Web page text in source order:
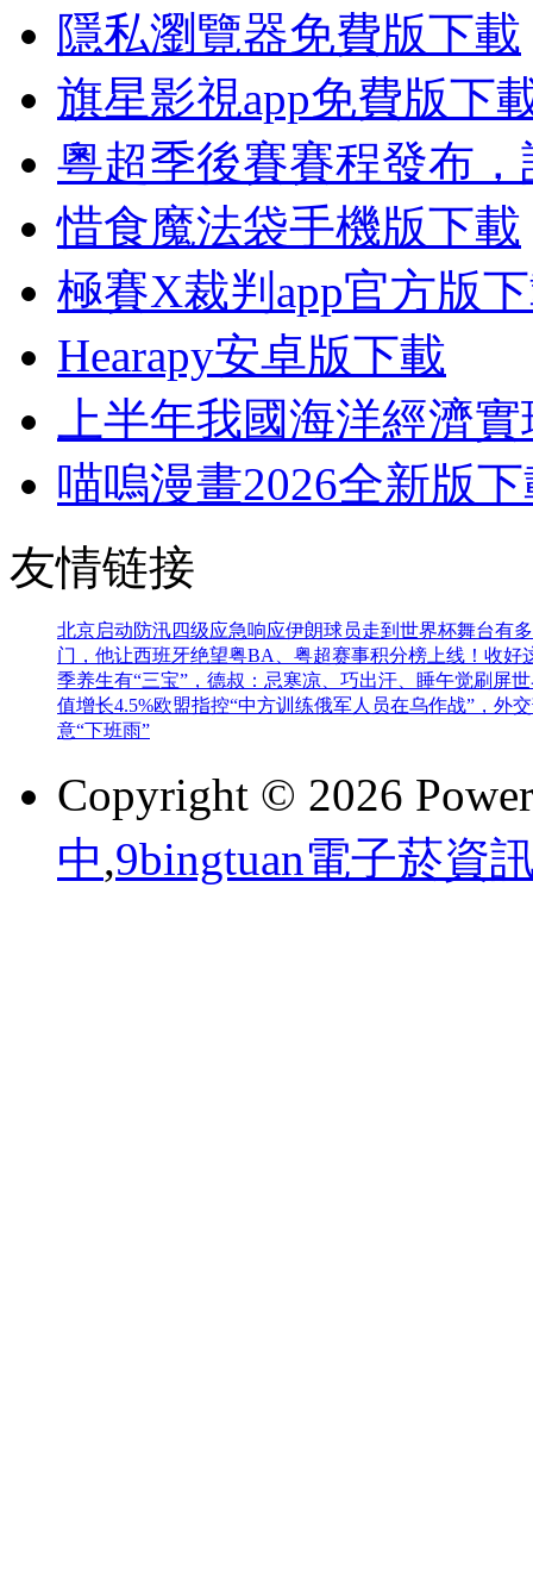
隱私瀏覽器免費版下載
旗星影視app免費版下
粵超季後賽賽程發布
惜食魔法袋手機版下載
極賽X裁判app官方版
Hearapy安卓版下載
上半年我國海洋經濟
喵嗚漫畫2026全新版
友情链接
北京启动防汛四级应急响应伊朗球员走到世界杯舞台有
门，他让西班牙绝望粤BA、粤超赛事积分榜上线！收
季养生有“三宝”，德叔：忌寒凉、巧出汗、睡午觉刷屏
值增长4.5%欧盟指控“中方训练俄军人员在乌作战”，外
意“下班雨”
Copyright © 2026
中,9bingtuan電子菸資